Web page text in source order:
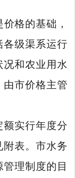
价格的基础，
各级渠系运行
况和农业用水
由市价格主管
额实行年度分
附表。市水务
理制度的目